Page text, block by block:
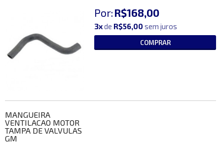
Por: R$168,00
3xde R$56,00 sem juros
COMPRAR
MANGUEIRA
VENTILACAO MOTOR
TAMPA DE VALVULAS
GM